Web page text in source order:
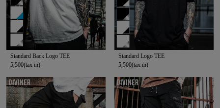
Standard Back Logo TEE
5,500(tax in)
Standard Logo TEE
5,500(tax in)